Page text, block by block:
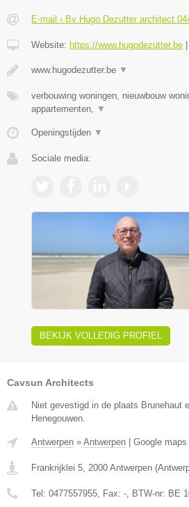
E-mail › Bv Hugo Dezutter architect
Website: https://www.hugodezutter.be
www.hugodezutter.be ▼
verbouwing woningen, nieuwbouw
appartementen, ▼
Openingstijden ▼
Sociale media:
BEKIJK VOLLEDIG PROFIEL
Cavsun Architects
Niet gevestigd in de plaats Brunehaut
Henegouwen.
Antwerpen » Antwerpen Google maps
Frankrijklei 5 2000 Antwerpen (
Tel: 0477557955 , Fax: - , BTW-nr: BE